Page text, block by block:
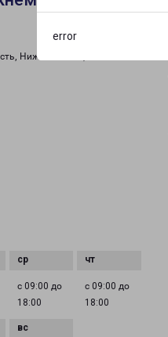
error
Нижний Тагил,
с 09:00 до
18:00
с 09:00 до
18:00